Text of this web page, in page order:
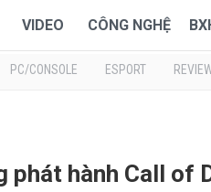
VIDEO CÔNG NGHỆ
PC/CONSOLE ESPORT
hành Call of